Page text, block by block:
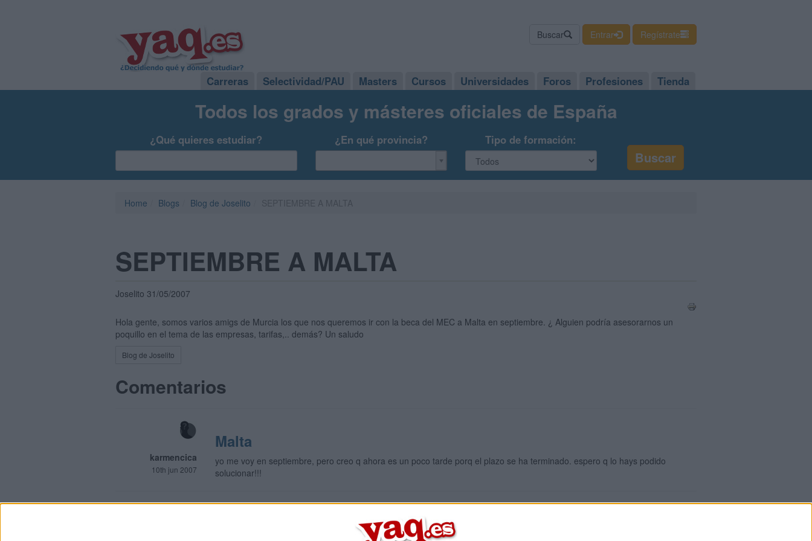
Buscar Entrar Regístrate
Carreras Selectividad/PAU Masters Cursos Universidades Foros Profesiones Tienda
Todos los grados y másteres oficiales de España
¿Qué quieres estudiar? ¿En qué provincia? Tipo de formación:
Home Blogs Blog de Joselito
SEPTIEMBRE A MALTA
Joselito 31/05/2007
Hola gente, somos varios amigs de Murcia los que nos queremos ir con la beca del MEC a Malta en septiembre. ¿ Alguien podría asesorarnos un
poquillo en el tema de las empresas, tarifas,.. demás? Un saludo
Blog de Joselito
Comentarios
karmencica
10th jun 2007
Malta
yo me voy en septiembre, pero creo q ahora es un poco tarde porq el plazo se ha terminado. espero q lo hays podido
solucionar!!!